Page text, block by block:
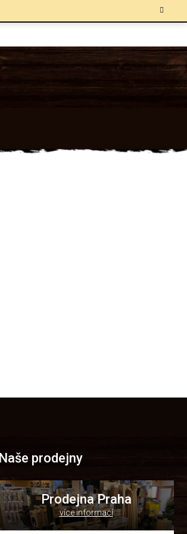
Naše prodejny
Prodejna Praha
více informací